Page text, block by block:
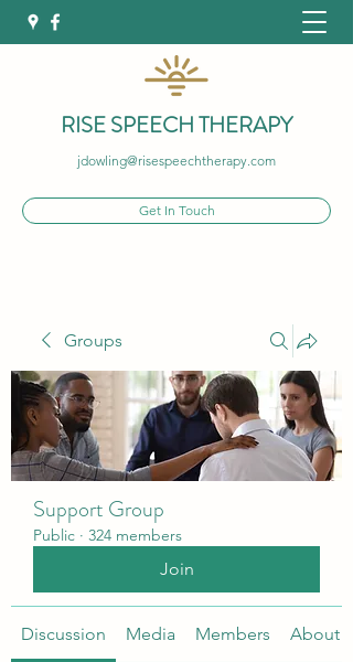
RISE SPEECH THERAPY
jdowling@risespeechtherapy.com
Get In Touch
Groups
Support Group
Public · 324 members
Join
Discussion Media Members About